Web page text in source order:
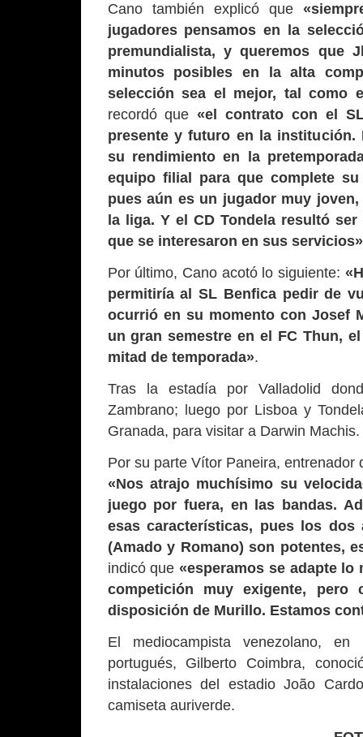
Cano también explicó que
jugadores pensamos en la
premundialista, y queremos que
minutos posibles en la alta
selección sea el mejor, tal como
recordó que«el contrato con el
presente y futuro en la institución.
su rendimiento en la
equipo filial para que complete
pues aún es un jugador muy
la liga. Y el CD Tondela resultó
que se interesaron en sus servicios»
Por último, Cano acotó lo siguiente:
permitiría al SL Benfica pedir de
ocurrió en su momento con Josef
un gran semestre en el FC Thun,
mitad de temporada».
Tras la estadía por Valladolid
Zambrano; luego por Lisboa y
Granada, para visitar a Darwin Machis.
Por su parte Vítor Paneira, entrenador
«Nos atrajo muchísimo su
juego por fuera, en las bandas.
esas características, pues los dos
(Amado y Romano) son potentes,
indicó que«esperamos se adapte
competición muy exigente,
disposición de Murillo. Estamos
El mediocampista venezolano,
portugués, Gilberto Coimbra,
instalaciones del estadio João
camiseta auriverde.